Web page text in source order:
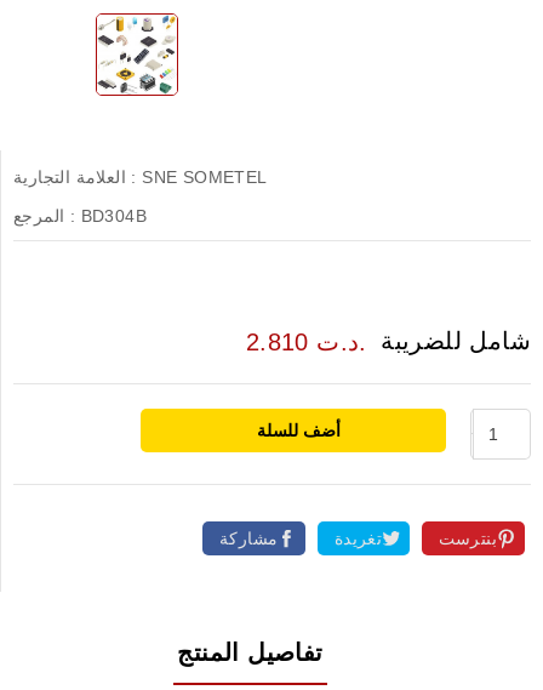
العلامة التجارية : SNE SOMETEL
المرجع : BD304B
2.810 د.ت. شامل للضريبة
أضف للسلة
مشاركة تغريدة بنترست
تفاصيل المنتج